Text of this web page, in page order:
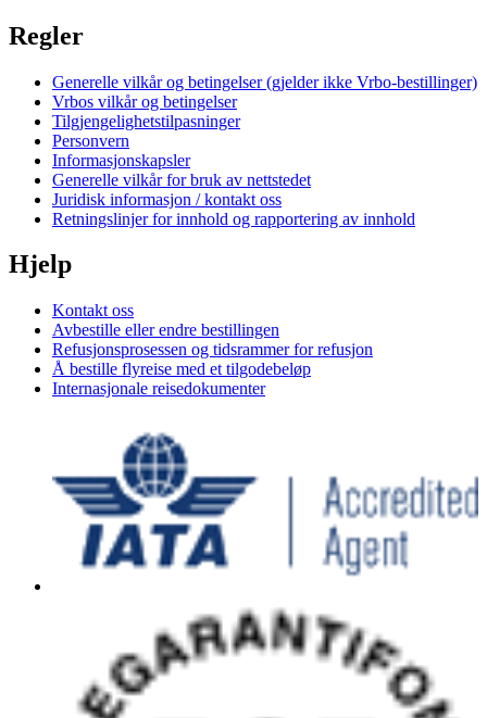
Regler
Generelle vilkår og betingelser (gjelder ikke Vrbo-bestillinger)
Vrbos vilkår og betingelser
Tilgjengelighetstilpasninger
Personvern
Informasjonskapsler
Generelle vilkår for bruk av nettstedet
Juridisk informasjon / kontakt oss
Retningslinjer for innhold og rapportering av innhold
Hjelp
Kontakt oss
Avbestille eller endre bestillingen
Refusjonsprosessen og tidsrammer for refusjon
Å bestille flyreise med et tilgodebeløp
Internasjonale reisedokumenter